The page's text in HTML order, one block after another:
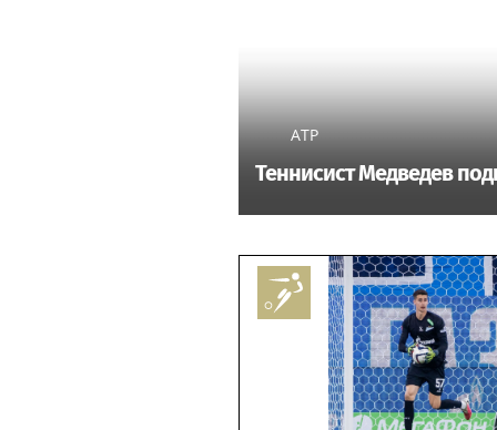
ATP
Теннисист Медведев